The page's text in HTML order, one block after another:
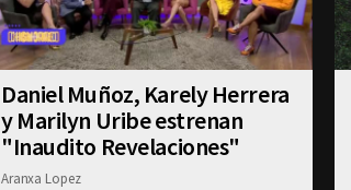
Daniel Muñoz, Karely Herrera
y Marilyn Uribe estrenan
"Inaudito Revelaciones"
Aranxa Lopez